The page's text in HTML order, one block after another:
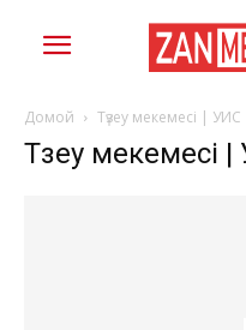
Домой Түзеу мекемесі | УИС
Түзеу мекемесі